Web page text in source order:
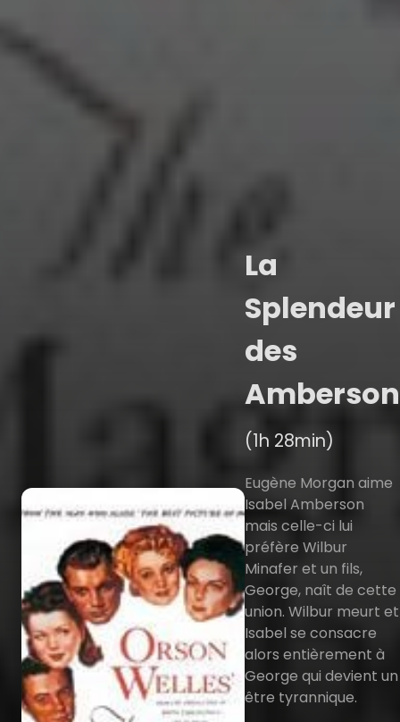
La
Splendeur
des
Amberson
(1h 28min)
Eugène Morgan aime
Isabel Amberson
mais celle-ci lui
préfère Wilbur
Minafer et un fils,
George, naît de cette
union. Wilbur meurt et
Isabel se consacre
alors entièrement à
George qui devient un
être tyrannique.